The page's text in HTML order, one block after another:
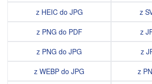
z HEIC do JPG
z PNG do PDF
z PNG do JPG
z WEBP do JPG
z
z
z
z